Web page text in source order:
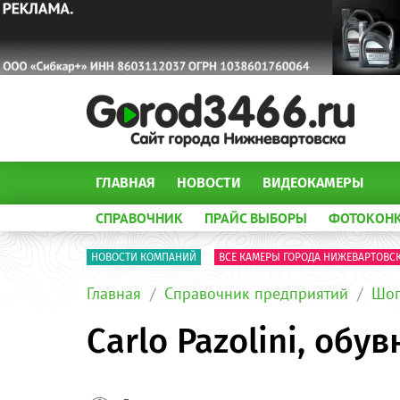
ГЛАВНАЯ НОВОСТИ ВИДЕОКАМЕРЫ
СПРАВОЧНИК ПРАЙС ВЫБОРЫ
НОВОСТИ КОМПАНИЙ ВСЕ КАМЕРЫ ГОРОДА
Главная Справочник предприятий
Carlo Pazolini,